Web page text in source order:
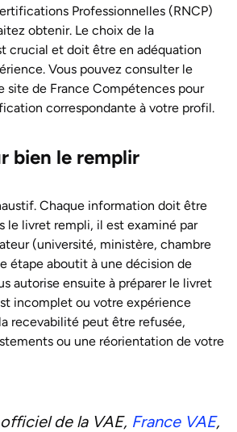
Professionnelles (RNCP)
obtenir. Le choix de la
crucial et doit être en adéquation
Vous pouvez consulter le
site de France Compétences pour
correspondante à votre profil.
bien le remplir
Chaque information doit être
le livret rempli, il est examiné par
(université, ministère, chambre
étape aboutit à une décision de
autorise ensuite à préparer le livret
incomplet ou votre expérience
recevabilité peut être refusée,
ou une réorientation de votre
de la VAE, France VAE,